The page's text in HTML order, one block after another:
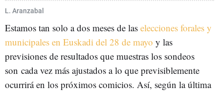
ELECCIONES MUNICIPALES Y FORALES DEL 28 DE MAYO
L. Aranzabal
Estamos tan solo a dos meses de las elecciones forales y
municipales en Euskadi del 28 de mayo y las
previsiones de resultados que muestras los sondeos
son cada vez más ajustados a lo que previsiblemente
ocurrirá en los próximos comicios. Así, según la última